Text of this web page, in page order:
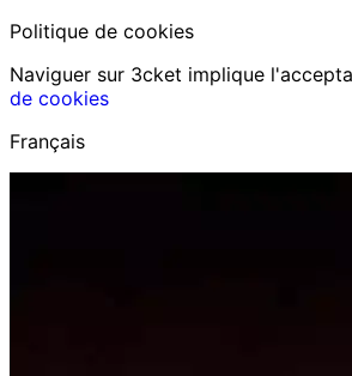
Politique de cookies
Naviguer sur 3cket implique
de cookies
Français